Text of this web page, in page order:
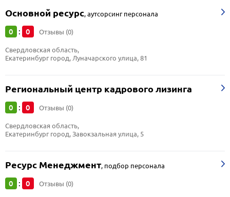
Основной ресурс,аутсорсинг персонала
0 : 0 Отзывы (0)
Свердловская область,
Екатеринбург город, Луначарского улица, 81
Региональный центр кадрового лизинга
0 : 0 Отзывы (0)
Свердловская область,
Екатеринбург город, Завокзальная улица, 5
Ресурс Менеджмент, подбор персонала
0 : 0 Отзывы (0)